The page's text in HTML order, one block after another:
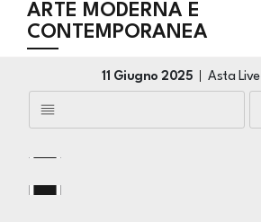
ARTE MODERNA E
CONTEMPORANEA
11 Giugno 2025 Asta Live